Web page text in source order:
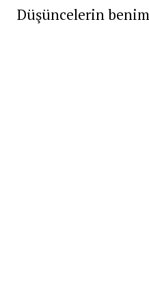
Düşüncelerin